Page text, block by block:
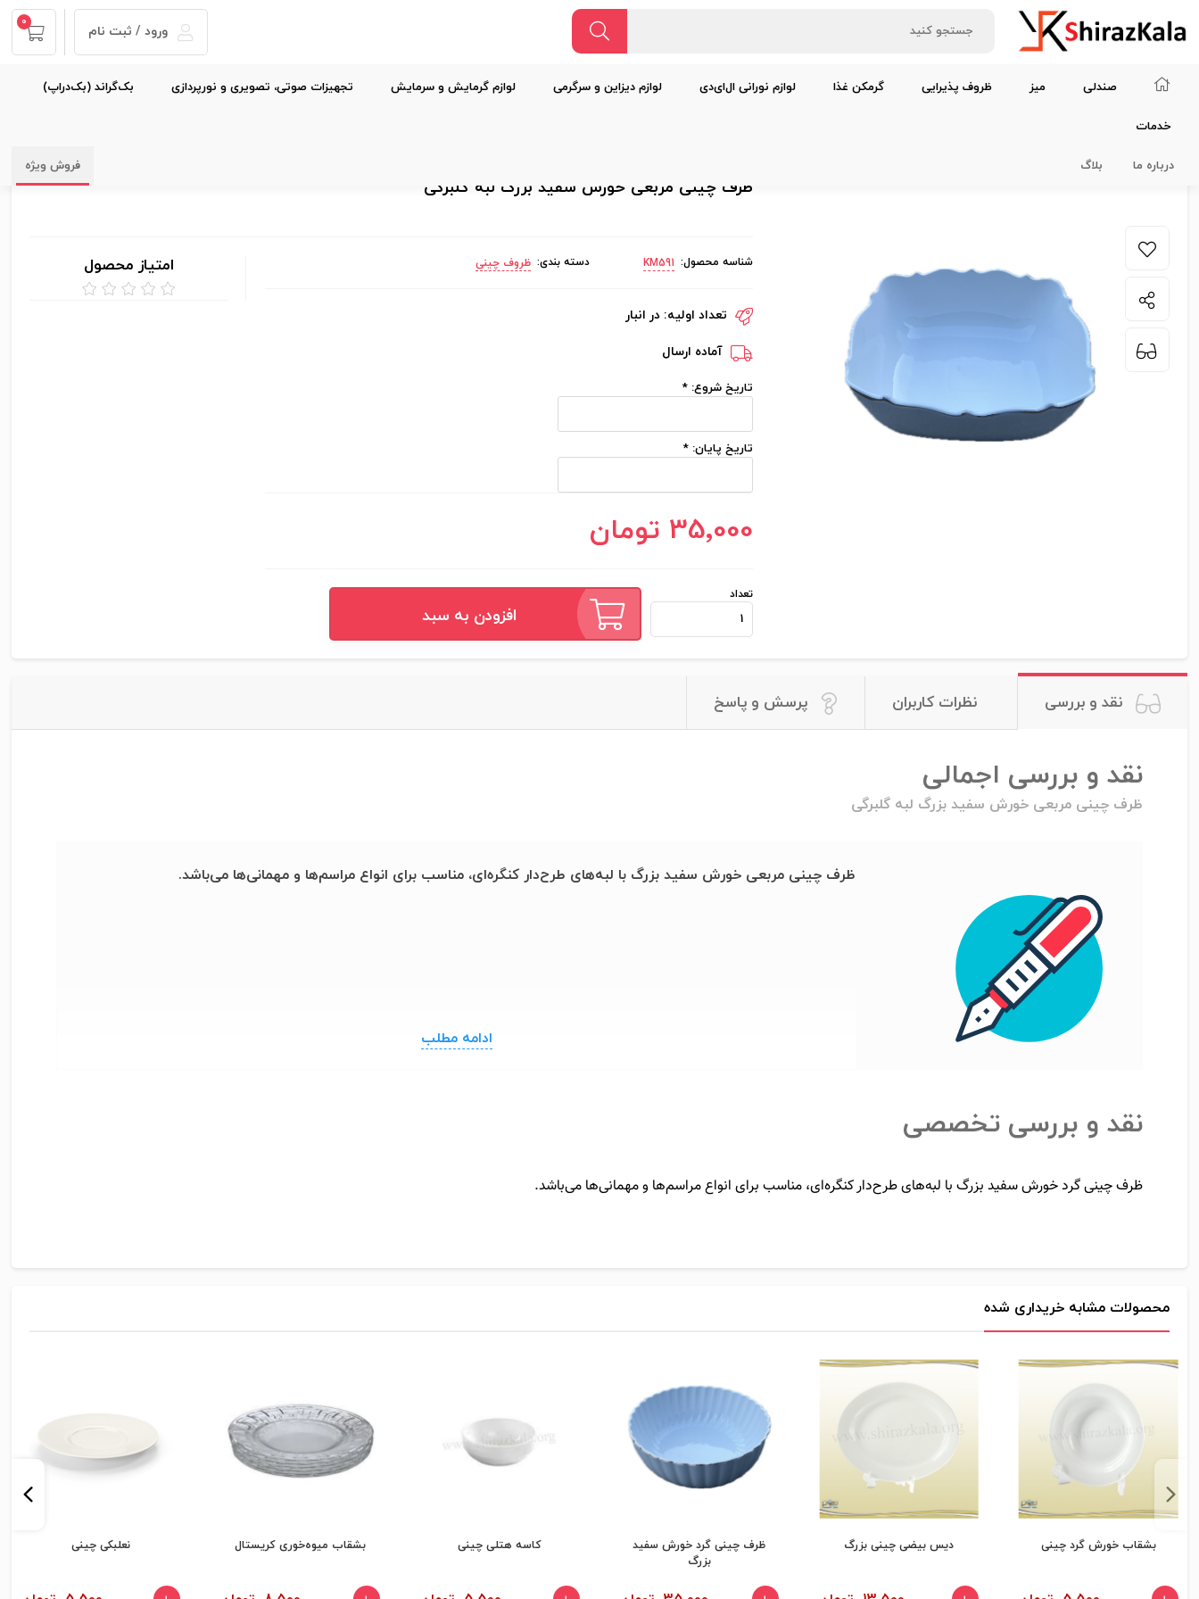
ورود / ثبت نام
0
صندلی میز ظروف پذیرایی گرمکن غذا لوازم نورانی ال‌ای‌دی لوازم دیزاین و سرگرمی لوازم گرمایش و سرمایش تجهیزات صوتی، تصویری و نورپردازی بک‌گراند (بک‌دراپ)
خدمات
درباره ما بلاگ فروش ویژه
خانه ظروف پذیرایی
ظرف چینی مربعی خورش سفید بزرگ لبه گلبرگی
شناسه محصول: KM591 دسته بندی: ظروف چینی
تعداد اولیه: در انبار
آماده ارسال
تاریخ شروع:*
تاریخ پایان:*
35٬000 تومان
تعداد
افزودن به سبد
امتیاز محصول
نقد و بررسی نظرات کاربران پرسش و پاسخ
نقد و بررسی اجمالی
ظرف چینی مربعی خورش سفید بزرگ لبه گلبرگی
ظرف چینی مربعی خورش سفید بزرگ با لبه‌های طرح‌دار کنگره‌ای، مناسب برای انواع مراسم‌ها و مهمانی‌ها می‌باشد.
ادامه مطلب
نقد و بررسی تخصصی
ظرف چینی گرد خورش سفید بزرگ با لبه‌های طرح‌دار کنگره‌ای، مناسب برای انواع مراسم‌ها و مهمانی‌ها می‌باشد.
محصولات مشابه خریداری شده
بشقاب خورش گرد چینی دیس بیضی چینی بزرگ
ظرف چینی گرد خورش سفید
بزرگ
کاسه هتلی چینی بشقاب میوه‌خوری کریستال نعلبکی چینی